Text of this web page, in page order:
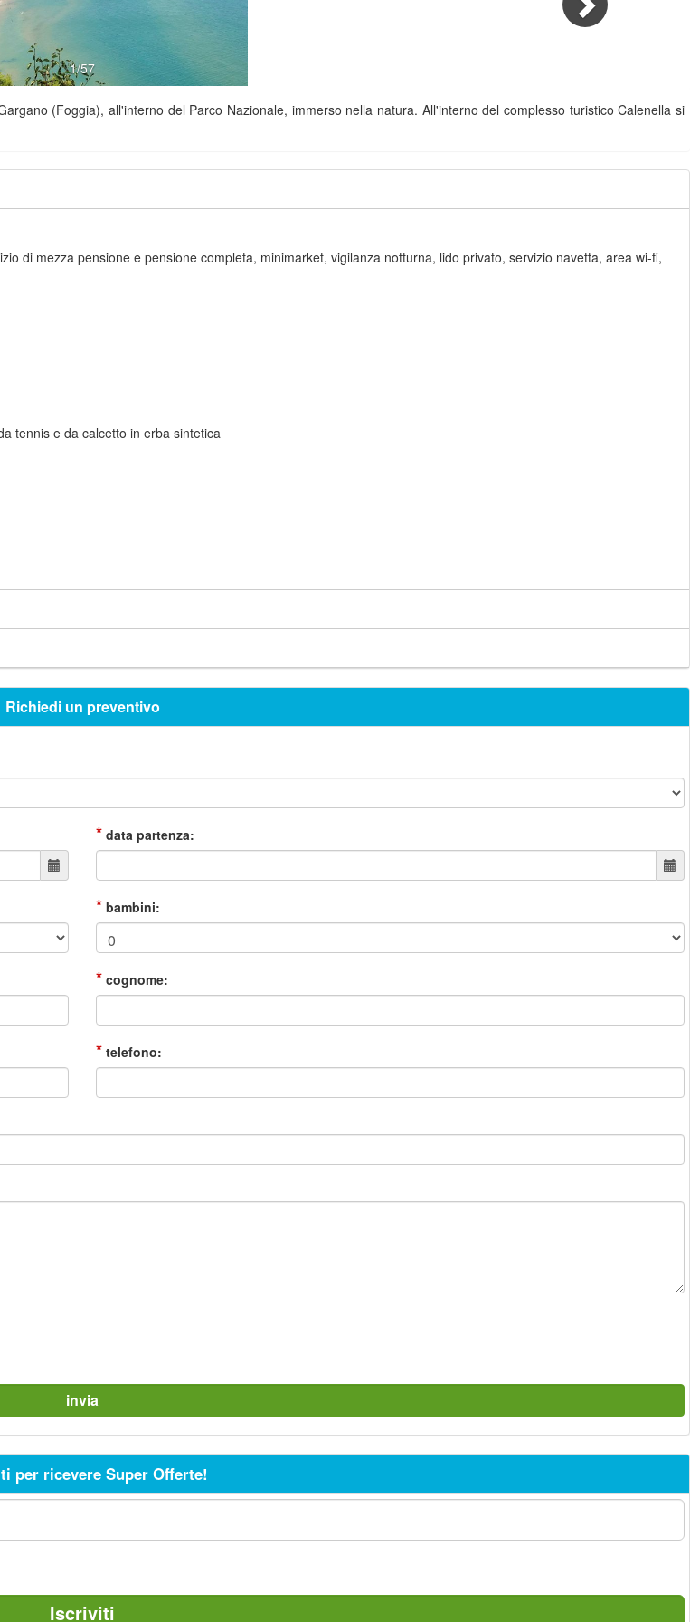
1/57
(Foggia), all'interno del Parco Nazionale, immerso nella natura. All'interno del complesso turistico Calenella si
di mezza pensione e pensione completa, minimarket, vigilanza notturna, lido privato, servizio navetta, area wi-fi,
tennis e da calcetto in erba sintetica
Richiedi un preventivo
* data partenza:
* bambini:
* cognome:
* telefono:
per ricevere Super Offerte!
Iscriviti